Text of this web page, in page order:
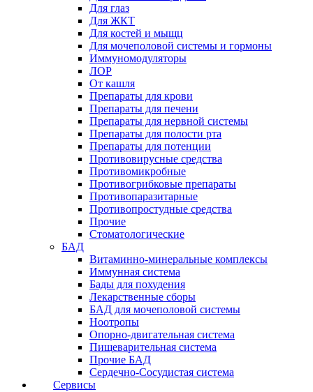
Для глаз
Для ЖКТ
Для костей и мыщц
Для мочеполовой системы и гормоны
Иммуномодуляторы
ЛОР
От кашля
Препараты для крови
Препараты для печени
Препараты для нервной системы
Препараты для полости рта
Препараты для потенции
Противовирусные средства
Противомикробные
Противогрибковые препараты
Противопаразитарные
Противопростудные средства
Прочие
Стоматологические
БАД
Витаминно-минеральные комплексы
Иммунная система
Бады для похудения
Лекарственные сборы
БАД для мочеполовой системы
Ноотропы
Опорно-двигательная система
Пищеварительная система
Прочие БАД
Сердечно-Сосудистая система
Сервисы